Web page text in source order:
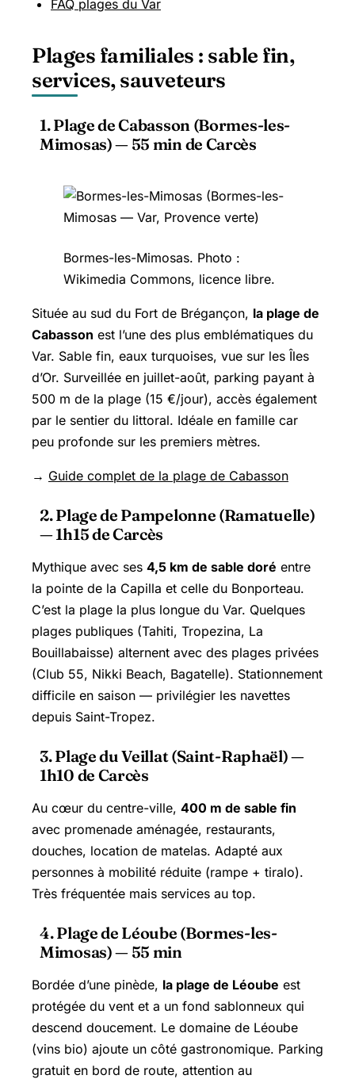
FAQ plages du Var
Plages familiales : sable fin,
services, sauveteurs
1. Plage de Cabasson (Bormes-les-
Mimosas) — 55 min de Carcès
Bormes-les-Mimosas. Photo :
Wikimedia Commons, licence libre.
Située au sud du Fort de Brégançon, la plage de
Cabasson est l’une des plus emblématiques du
Var. Sable fin, eaux turquoises, vue sur les Îles
d’Or. Surveillée en juillet-août, parking payant à
500 m de la plage (15 €/jour), accès également
par le sentier du littoral. Idéale en famille car
peu profonde sur les premiers mètres.
→ Guide complet de la plage de Cabasson
2. Plage de Pampelonne (Ramatuelle)
— 1h15 de Carcès
Mythique avec ses 4,5 km de sable doré entre
la pointe de la Capilla et celle du Bonporteau.
C’est la plage la plus longue du Var. Quelques
plages publiques (Tahiti, Tropezina, La
Bouillabaisse) alternent avec des plages privées
(Club 55, Nikki Beach, Bagatelle). Stationnement
difficile en saison — privilégier les navettes
depuis Saint-Tropez.
3. Plage du Veillat (Saint-Raphaël) —
1h10 de Carcès
Au cœur du centre-ville, 400 m de sable fin
avec promenade aménagée, restaurants,
douches, location de matelas. Adapté aux
personnes à mobilité réduite (rampe + tiralo).
Très fréquentée mais services au top.
4. Plage de Léoube (Bormes-les-
Mimosas) — 55 min
Bordée d’une pinède, la plage de Léoube est
protégée du vent et a un fond sablonneux qui
descend doucement. Le domaine de Léoube
(vins bio) ajoute un côté gastronomique. Parking
gratuit en bord de route, attention au